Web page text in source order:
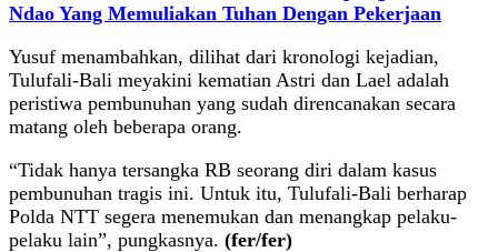
Ndao Yang Memuliakan Tuhan Dengan Pekerjaan
Yusuf menambahkan, dilihat dari kronologi kejadian,
Tulufali-Bali meyakini kematian Astri dan Lael adalah
peristiwa pembunuhan yang sudah direncanakan secara
matang oleh beberapa orang.
“Tidak hanya tersangka RB seorang diri dalam kasus
pembunuhan tragis ini. Untuk itu, Tulufali-Bali berharap
Polda NTT segera menemukan dan menangkap pelaku-
pelaku lain”, pungkasnya. (fer/fer)